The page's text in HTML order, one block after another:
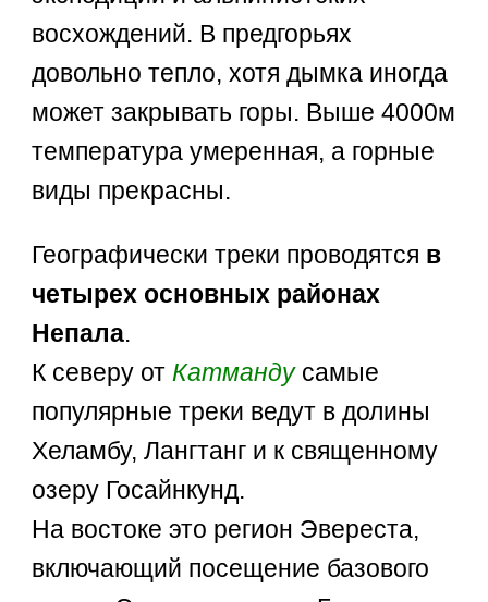
восхождений. В предгорьях
довольно тепло, хотя дымка иногда
может закрывать горы. Выше 4000м
температура умеренная, а горные
виды прекрасны.
Географически треки проводятся в
четырех основных районах
Непала.
К северу от Катмандусамые
популярные треки ведут в долины
Хеламбу, Лангтанг и к священному
озеру Госайнкунд.
На востоке это регион Эвереста,
включающий посещение базового